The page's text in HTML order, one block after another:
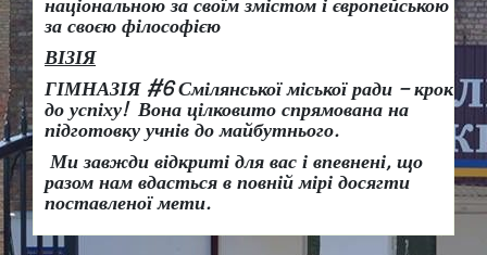
за своєю філософією
ВІЗІЯ
ГІМНАЗІЯ #6 Смілянської міської ради – крок
до успіху! Вона цілковито спрямована на
підготовку учнів до майбутнього.
Ми завжди відкриті для вас і впевнені, що
разом нам вдасться в повній мірі досягти
поставленої мети.